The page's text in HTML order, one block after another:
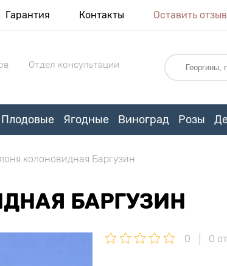
Гарантия Контакты Оставить отзыв
Отдел консультации
Плодовые Ягодные Виноград Розы
колоновидная Баргузин
БАРГУЗИН
0 0